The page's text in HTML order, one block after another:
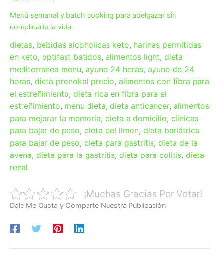
Menú semanal y batch cooking para adelgazar sin
complicarte la vida
dietas, bebidas alcoholicas keto, harinas permitidas
en keto, optifast batidos, alimentos light, dieta
mediterranea menu, ayuno 24 horas, ayuno de 24
horas, dieta pronokal precio, alimentos con fibra para
el estreñimiento, dieta rica en fibra para el
estreñimiento, menu dieta, dieta anticancer, alimentos
para mejorar la memoria, dieta a domicilio, clinicas
para bajar de peso, dieta del limon, dieta bariátrica
para bajar de peso, dieta para gastritis, dieta de la
avena, dieta para la gastritis, dieta para colitis, dieta
renal
¡Muchas Gracias Por Votar!
Dale Me Gusta y Comparte Nuestra Publicación